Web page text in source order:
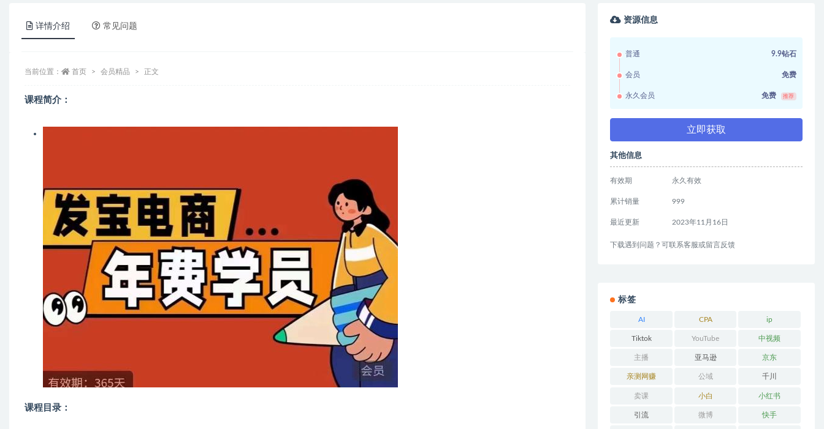
详情介绍 常见问题
当前位置： 首页 会员精品 正文
课程简介：
课程目录：
资源信息
普通 9.9钻石
会员 免费
永久会员 免费 推荐
立即获取
其他信息
有效期 永久有效
累计销量 999
最近更新 2023年11月16日
下载遇到问题？可联系客服或留言反馈
标签
AI CPA ip
Tiktok YouTube 中视频
主播 亚马逊 京东
亲测网赚 公域 千川
卖课 小白 小红书
引流 微博 快手